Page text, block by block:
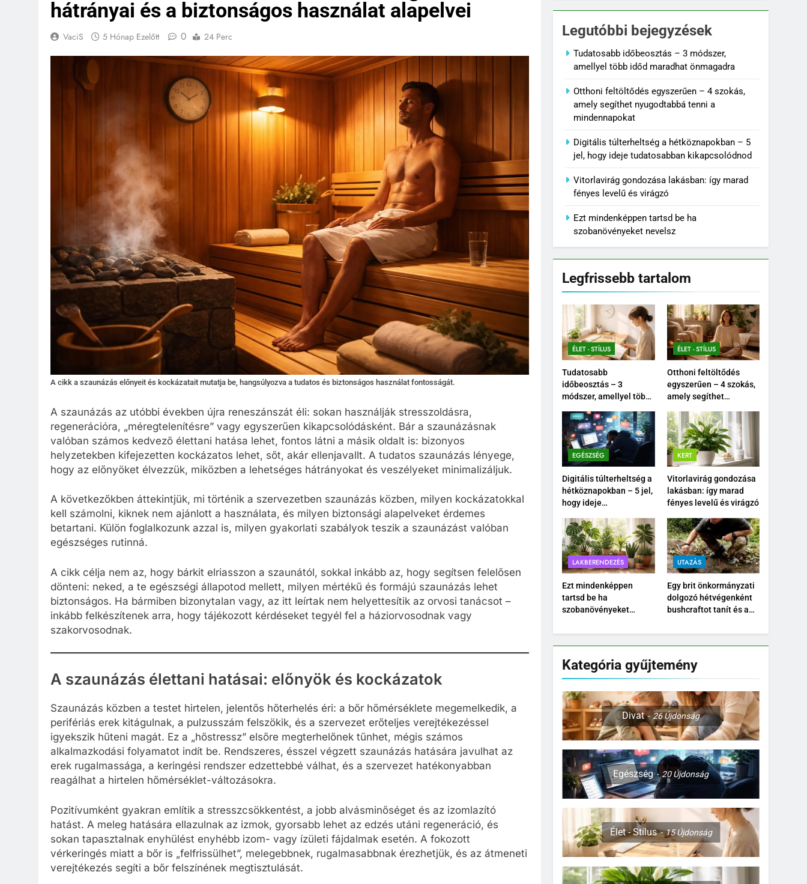
hátrányai és a biztonságos használat alapelvei
VaciS 5 Hónap Ezelőtt 0 24 Perc
A cikk a szaunázás előnyeit és kockázatait mutatja be, hangsúlyozva a tudatos és biztonságos használat fontosságát.
A szaunázás az utóbbi években újra reneszánszát éli: sokan használják stresszoldásra,
regenerációra, „méregtelenítésre” vagy egyszerűen kikapcsolódásként. Bár a szaunázásnak
valóban számos kedvező élettani hatása lehet, fontos látni a másik oldalt is: bizonyos
helyzetekben kifejezetten kockázatos lehet, sőt, akár ellenjavallt. A tudatos szaunázás lényege,
hogy az előnyöket élvezzük, miközben a lehetséges hátrányokat és veszélyeket minimalizáljuk.
A következőkben áttekintjük, mi történik a szervezetben szaunázás közben, milyen kockázatokkal
kell számolni, kiknek nem ajánlott a használata, és milyen biztonsági alapelveket érdemes
betartani. Külön foglalkozunk azzal is, milyen gyakorlati szabályok teszik a szaunázást valóban
egészséges rutinná.
A cikk célja nem az, hogy bárkit elriasszon a szaunától, sokkal inkább az, hogy segítsen felelősen
dönteni: neked, a te egészségi állapotod mellett, milyen mértékű és formájú szaunázás lehet
biztonságos. Ha bármiben bizonytalan vagy, az itt leírtak nem helyettesítik az orvosi tanácsot –
inkább felkészítenek arra, hogy tájékozott kérdéseket tegyél fel a háziorvosodnak vagy
szakorvosodnak.
A szaunázás élettani hatásai: előnyök és kockázatok
Szaunázás közben a testet hirtelen, jelentős hőterhelés éri: a bőr hőmérséklete megemelkedik, a
perifériás erek kitágulnak, a pulzusszám felszökik, és a szervezet erőteljes verejtékezéssel
igyekszik hűteni magát. Ez a „hőstressz” elsőre megterhelőnek tűnhet, mégis számos
alkalmazkodási folyamatot indít be. Rendszeres, ésszel végzett szaunázás hatására javulhat az
erek rugalmassága, a keringési rendszer edzettebbé válhat, és a szervezet hatékonyabban
reagálhat a hirtelen hőmérséklet-változásokra.
Pozitívumként gyakran említik a stresszcsökkentést, a jobb alvásminőséget és az izomlazító
hatást. A meleg hatására ellazulnak az izmok, gyorsabb lehet az edzés utáni regeneráció, és
sokan tapasztalnak enyhülést enyhébb izom- vagy ízületi fájdalmak esetén. A fokozott
vérkeringés miatt a bőr is „felfrissülhet”, melegebbnek, rugalmasabbnak érezhetjük, és az átmeneti
verejtékezés segíti a bőr felszínének megtisztulását.
Legutóbbi bejegyzések
Tudatosabb időbeosztás – 3 módszer,
amellyel több időd maradhat önmagadra
Otthoni feltöltődés egyszerűen – 4 szokás,
amely segíthet nyugodtabbá tenni a
mindennapokat
Digitális túlterheltség a hétköznapokban – 5
jel, hogy ideje tudatosabban kikapcsolódnod
Vitorlavirág gondozása lakásban: így marad
fényes levelű és virágzó
Ezt mindenképpen tartsd be ha
szobanövényeket nevelsz
Legfrissebb tartalom
ÉLET - STÍLUS
Tudatosabb
időbeosztás – 3
módszer, amellyel több
önmagadra
ÉLET - STÍLUS
Otthoni feltöltődés
egyszerűen – 4 szokás,
amely segíthet
mindennapokat
EGÉSZSÉG
Digitális túlterheltség a
hétköznapokban – 5 jel,
hogy ideje
kikapcsolódnod
KERT
Vitorlavirág gondozása
lakásban: így marad
fényes levelű és virágzó
LAKBERENDEZÉS
Ezt mindenképpen
tartsd be ha
szobanövényeket
UTAZÁS
Egy brit önkormányzati
dolgozó hétvégenként
bushcraftot tanít és a
felszereléseit teszteli
Kategória gyűjtemény
Divat 26Újdonság
Egészség 20Újdonság
Élet - Stílus 15Újdonság